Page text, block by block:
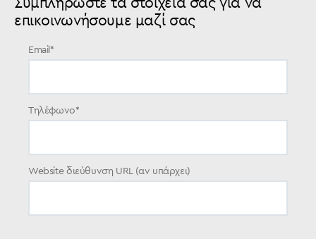
Συμπληρώστε τα στοιχεία σας για να
επικοινωνήσουμε μαζί σας
Email *
Τηλέφωνο*
Website διεύθυνση URL (αν υπάρχει)